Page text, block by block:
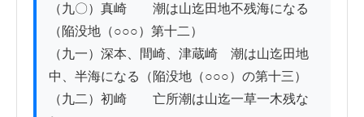
（九〇）真崎　　潮は山迄田地不残海になる
（陥没地（○○○）第十二）
（九一）深本、間崎、津蔵崎　潮は山迄田地
中、半海になる（陥没地（○○○）の第十三）
（九二）初崎　　亡所潮は山迄一草一木残な